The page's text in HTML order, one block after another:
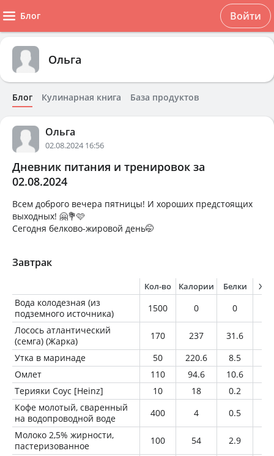
Блог Войти
Ольга
Блог Кулинарная книга База продуктов
Ольга
02.08.2024 16:56
Дневник питания и тренировок за
02.08.2024
Всем доброго вечера пятницы! И хороших предстоящих
выходных! 🤗💐🩷
Сегодня белково-жировой день🤭
Завтрак
Кол-во Калории Белки
Вода колодезная (из
подземного источника)
1500 0 0
Лосось атлантический
(семга) (Жарка)
170 237 31.6
Утка в маринаде
50 220.6 8.5
Омлет
110 94.6 10.6
Терияки Соус [Heinz]
10 18 0.2
Кофе молотый, сваренный
на водопроводной воде
400 4 0.5
Молоко 2,5% жирности,
пастеризованное
100 54 2.9